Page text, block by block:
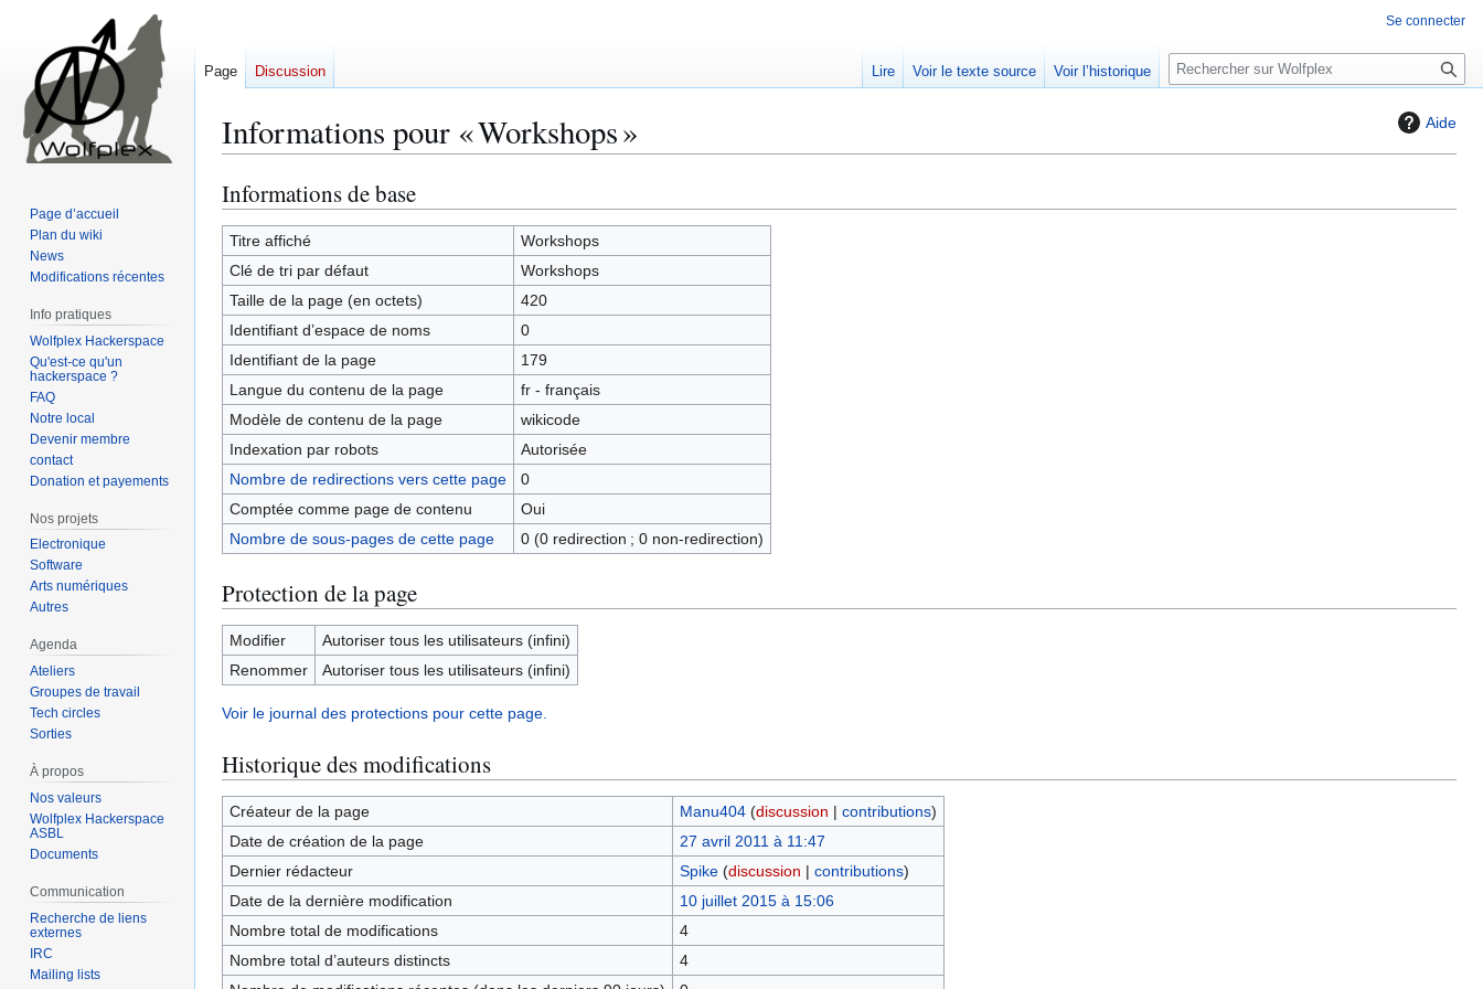
Aide
Informations pour « Workshops »
Aller
à
la
navigation
Aller
à
la
recherche
Informations de base
Titre affiché
Workshops
Clé de tri par défaut
Workshops
Taille de la page (en octets)
420
Identifiant dʼespace de noms
0
Identifiant de la page
179
Langue du contenu de la page
fr - français
Modèle de contenu de la page
wikicode
Indexation par robots
Autorisée
Nombre de redirections vers cette page
0
Comptée comme page de contenu
Oui
Nombre de sous-pages de cette page
0 (0 redirection ; 0 non-redirection)
Protection de la page
Modifier
Autoriser tous les utilisateurs (infini)
Renommer
Autoriser tous les utilisateurs (infini)
Voir le journal des protections pour cette page.
Historique des modifications
Créateur de la page Manu404 (discussion | contributions)
Date de création de la page
27 avril 2011 à 11:47
Dernier rédacteur
Spike (discussion | contributions)
Date de la dernière modification
10 juillet 2015 à 15:06
Nombre total de modifications
4
Nombre total d’auteurs distincts
4
Se connecter
Page Discussion Lire Voir le texte source Voir l’historique
R
e
e
c
Page d’accueil
Plan du wiki
News
Modifications récentes
Info pratiques
Wolfplex Hackerspace
Qu'est-ce qu'un
hackerspace ?
FAQ
Notre local
Devenir membre
contact
Donation et payements
Nos projets
Electronique
Software
Arts numériques
Autres
Agenda
Ateliers
Groupes de travail
Tech circles
Sorties
À propos
Nos valeurs
Wolfplex Hackerspace
ASBL
Documents
Communication
Recherche de liens
externes
IRC
Mailing lists